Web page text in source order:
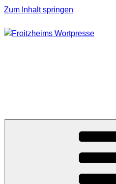
Zum Inhalt springen